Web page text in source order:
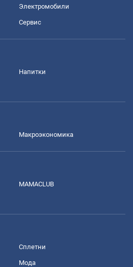
Электромобили
Сервис
Напитки
Mакроэкономика
MAMACLUB
Сплетни
Мода